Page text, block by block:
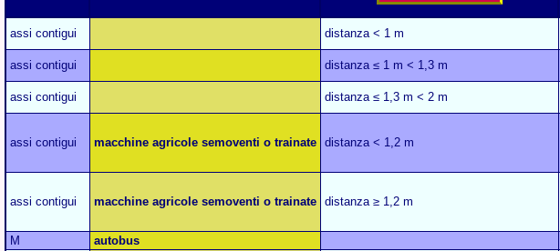
assi contigui distanza < 1 m
assi contigui
distanza ≤ 1 m < 1,3 m
assi contigui
distanza ≤ 1,3 m < 2 m
assi contigui macchine agricole semoventi o trainate distanza < 1,2 m
assi contigui macchine agricole semoventi o trainate distanza ≥ 1,2 m
M
autobus